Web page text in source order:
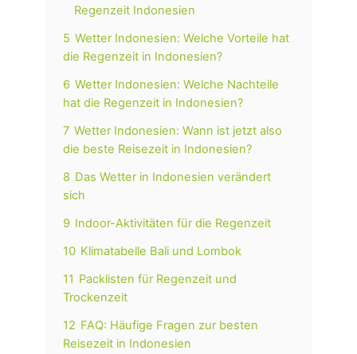
Regenzeit Indonesien
5 Wetter Indonesien: Welche Vorteile hat
die Regenzeit in Indonesien?
6 Wetter Indonesien: Welche Nachteile
hat die Regenzeit in Indonesien?
7 Wetter Indonesien: Wann ist jetzt also
die beste Reisezeit in Indonesien?
8 Das Wetter in Indonesien verändert
sich
9 Indoor-Aktivitäten für die Regenzeit
10 Klimatabelle Bali und Lombok
11 Packlisten für Regenzeit und
Trockenzeit
12 FAQ: Häufige Fragen zur besten
Reisezeit in Indonesien